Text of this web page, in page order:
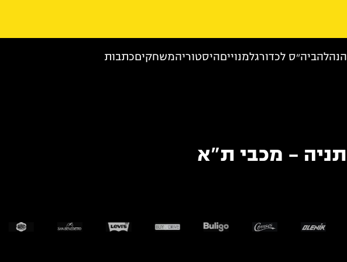
הנהלהביה״ס לכדורגלמנוייםהיסטוריהמשחקיםכתבות